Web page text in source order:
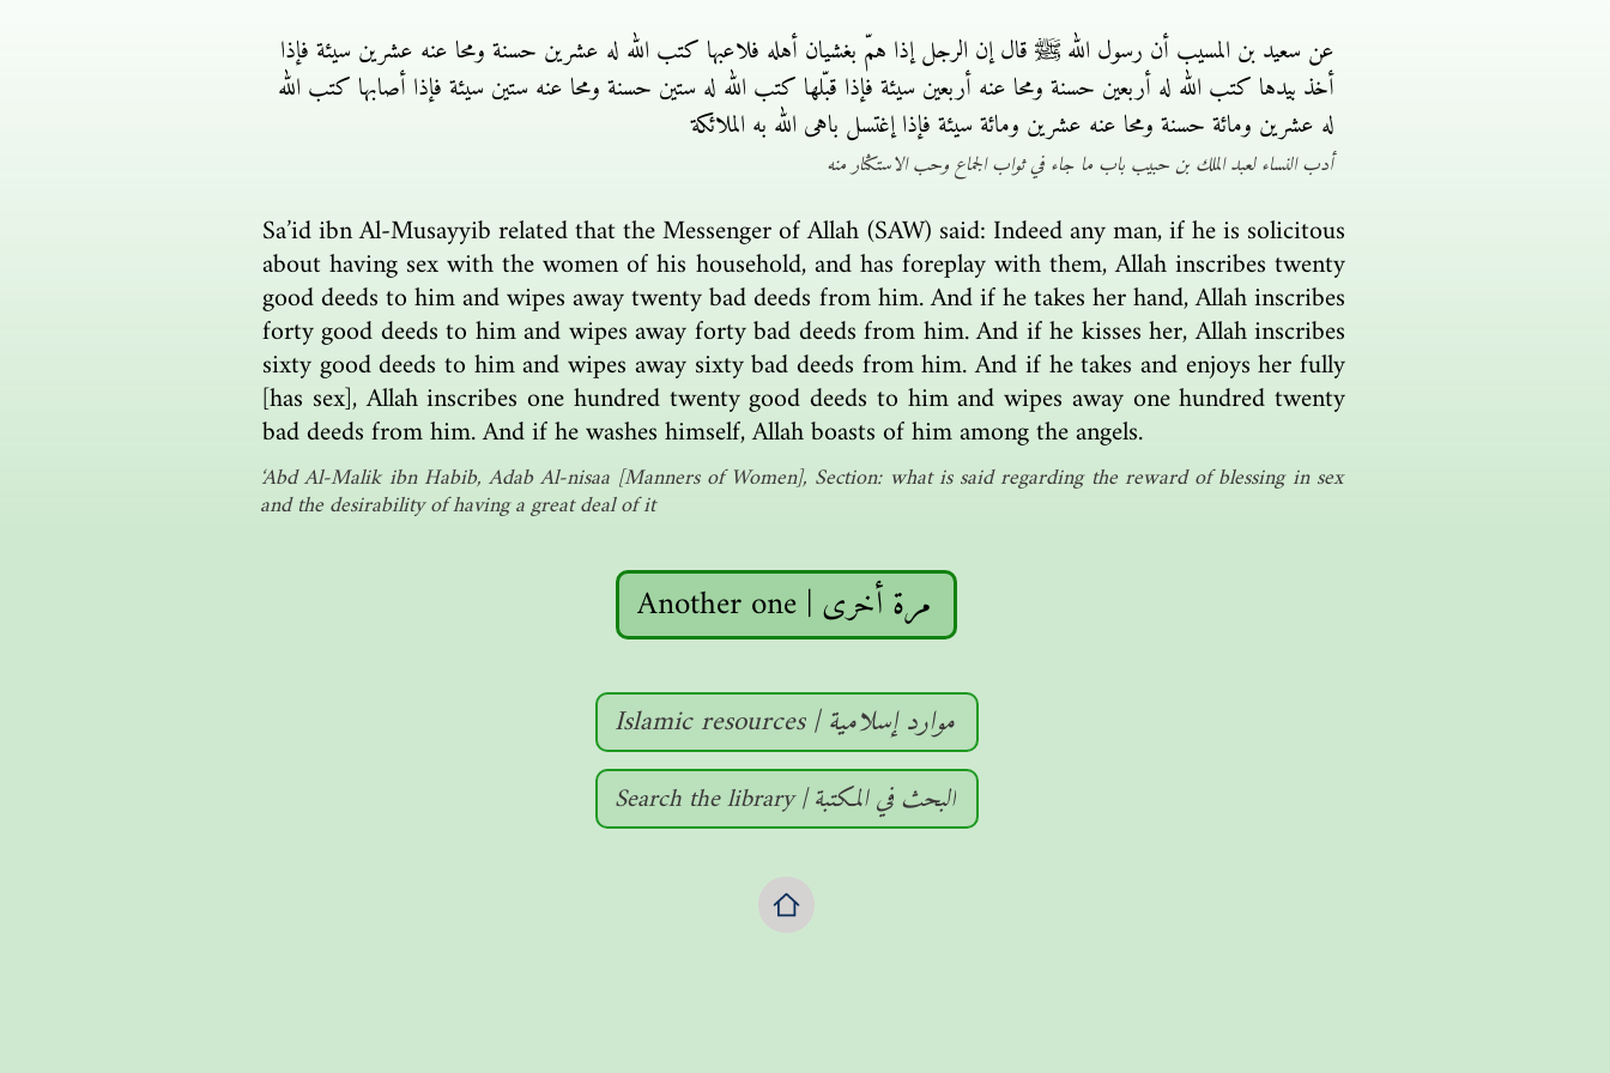
عن سعيد بن المسيب أن رسول الله ﷺ قال إن الرجل إذا همّ بغشيان أهله فلاعبها كتب الله له عشرين حسنة ومحا عنه عشرين سيئة فإذا
أخذ بيدها كتب الله له أربعين حسنة ومحا عنه أربعين سيئة فإذا قبّلها كتب الله له ستين حسنة ومحا عنه ستين سيئة فإذا أصابها كتب الله
له عشرين ومائة حسنة ومحا عنه عشرين ومائة سيئة فإذا إغتسل باهى الله به الملائكة
أدب النساء لعبد الملك بن حبيب باب ما جاء في ثواب الجماع وحب الاستكثار منه
Sa’id ibn Al-Musayyib related that the Messenger of Allah (SAW) said: Indeed any man, if he is solicitous
about having sex with the women of his household, and has foreplay with them, Allah inscribes twenty
good deeds to him and wipes away twenty bad deeds from him. And if he takes her hand, Allah inscribes
forty good deeds to him and wipes away forty bad deeds from him. And if he kisses her, Allah inscribes
sixty good deeds to him and wipes away sixty bad deeds from him. And if he takes and enjoys her fully
[has sex], Allah inscribes one hundred twenty good deeds to him and wipes away one hundred twenty
bad deeds from him. And if he washes himself, Allah boasts of him among the angels.
‘Abd Al-Malik ibn Habib, Adab Al-nisaa [Manners of Women], Section: what is said regarding the reward of blessing in sex
and the desirability of having a great deal of it
Another one | مرة أخرى
Islamic resources | موارد إسلامية
Search the library | البحث في المكتبة